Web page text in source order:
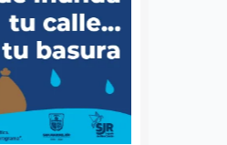
VER MÁS